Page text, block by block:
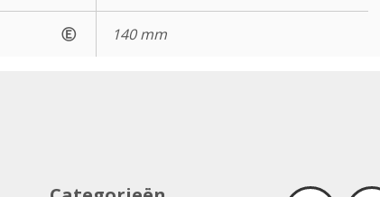
Ⓔ 140 mm